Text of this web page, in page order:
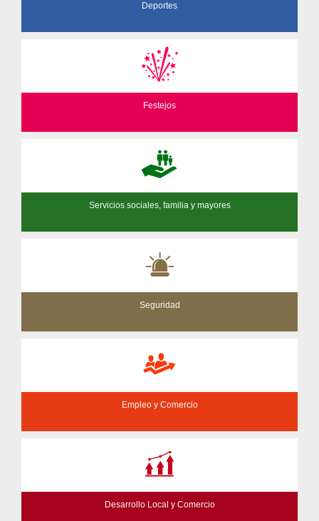
Deportes
Festejos
Servicios sociales, familia y mayores
Seguridad
Empleo y Comercio
Desarrollo Local y Comercio